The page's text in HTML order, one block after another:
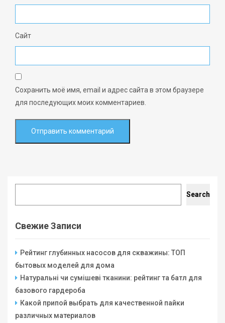
Сайт
Сохранить моё имя, email и адрес сайта в этом браузере
для последующих моих комментариев.
Search
Свежие Записи
Рейтинг глубинных насосов для скважины: ТОП
бытовых моделей для дома
Натуральні чи сумішеві тканини: рейтинг та батл для
базового гардероба
Какой припой выбрать для качественной пайки
различных материалов